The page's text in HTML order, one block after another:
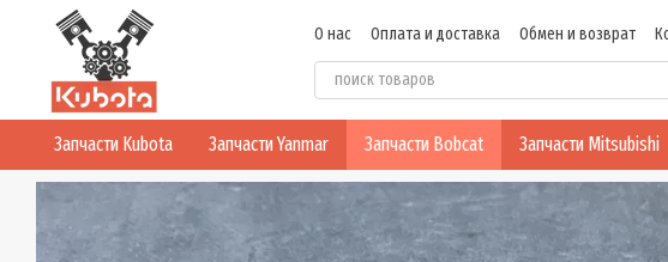
Перейти к основному контенту
О нас Оплата и доставка Обмен и возврат
Политика конфиденциальности
Запчасти Kubota Запчасти Yanmar Запчасти Bobcat Запчасти Mitsubishi